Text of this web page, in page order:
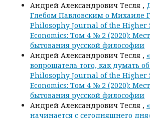
Андрей Александрович Тесля ,
Глебом Павловским о Михаиле
Philosophy Journal of the Higher
Economics: Том 4 № 2 (2020):
бытования русской философии
Андрей Александрович Тесля ,
вопрошатель того, как думать
Philosophy Journal of the Higher
Economics: Том 4 № 2 (2020):
бытования русской философии
Андрей Александрович Тесля ,
начинается с сегодняшнего